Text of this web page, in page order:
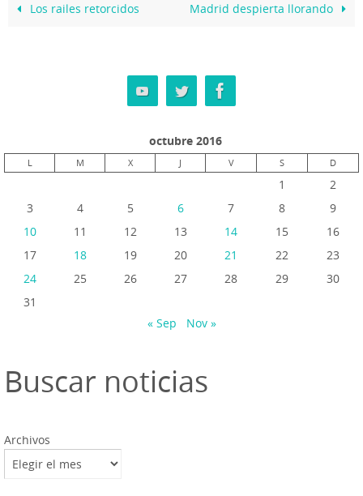
Los railes retorcidos Madrid despierta llorando
octubre 2016
L M X J V S D
1
2
3
4 5 6 7 8
9
10
11 12 13 14 15
16
17
18 19 20 21 22
23
24
25 26 27 28 29
30
31
« Sep
Nov »
Buscar noticias
Archivos